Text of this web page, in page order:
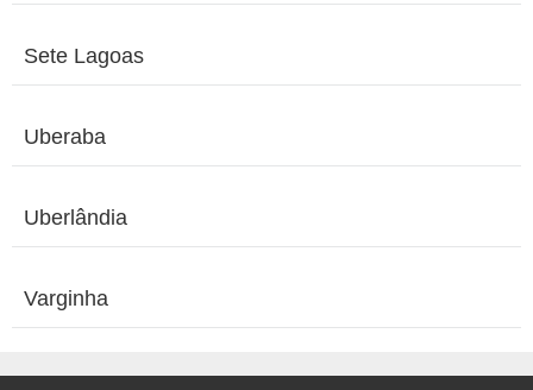
Sete Lagoas
Uberaba
Uberlândia
Varginha